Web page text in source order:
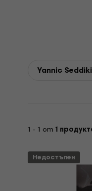
Yannic
1 - 1 от 1
Недостъпен